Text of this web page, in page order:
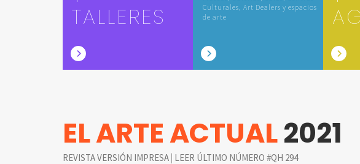
TALLERES
Culturales, Art Dealers y espacios
de arte
EL ARTE ACTUAL2021
REVISTA VERSIÓN IMPRESA | LEER ÚLTIMO NÚMERO #QH 294